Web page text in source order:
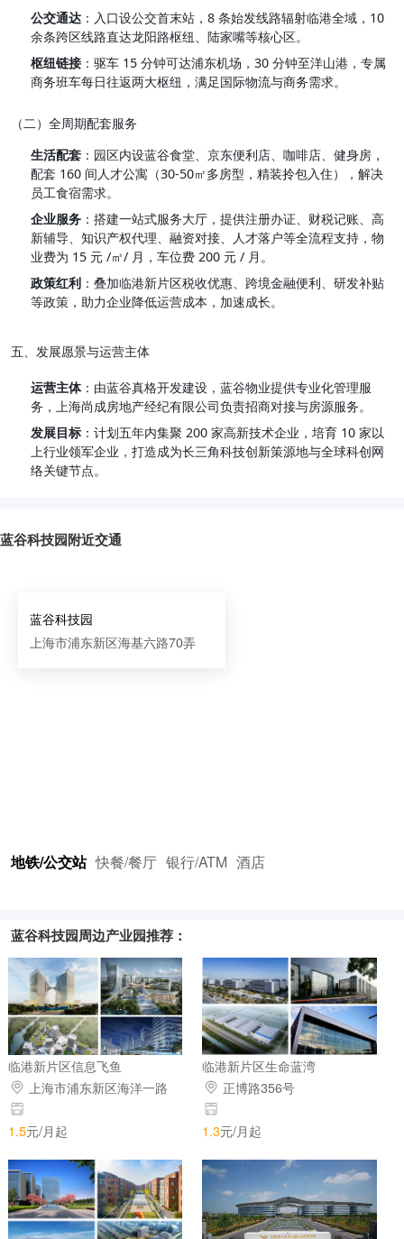
公交通达：入口设公交首末站，8 条始发线路辐射临港全域，10
余条跨区线路直达龙阳路枢纽、陆家嘴等核心区。
枢纽链接：驱车 15 分钟可达浦东机场，30 分钟至洋山港，专属
商务班车每日往返两大枢纽，满足国际物流与商务需求。
（二）全周期配套服务
生活配套：园区内设蓝谷食堂、京东便利店、咖啡店、健身房，
配套 160 间人才公寓（30-50㎡多房型，精装拎包入住），解决
员工食宿需求。
企业服务：搭建一站式服务大厅，提供注册办证、财税记账、高
新辅导、知识产权代理、融资对接、人才落户等全流程支持，物
业费为 15 元 /㎡/ 月，车位费 200 元 / 月。
政策红利：叠加临港新片区税收优惠、跨境金融便利、研发补贴
等政策，助力企业降低运营成本，加速成长。
五、发展愿景与运营主体
运营主体：由蓝谷真格开发建设，蓝谷物业提供专业化管理服
务，上海尚成房地产经纪有限公司负责招商对接与房源服务。
发展目标：计划五年内集聚 200 家高新技术企业，培育 10 家以
上行业领军企业，打造成为长三角科技创新策源地与全球科创网
络关键节点。
蓝谷科技园附近交通
地铁/公交站 快餐/餐厅 银行/ATM 酒店
蓝谷科技园
上海市浦东新区海基六路70弄
蓝谷科技园周边产业园推荐：
临港新片区信息飞鱼
上海市浦东新区海洋一路
399 号 5 楼
1.5元/月起
临港新片区生命蓝湾
正博路356号
1.3元/月起